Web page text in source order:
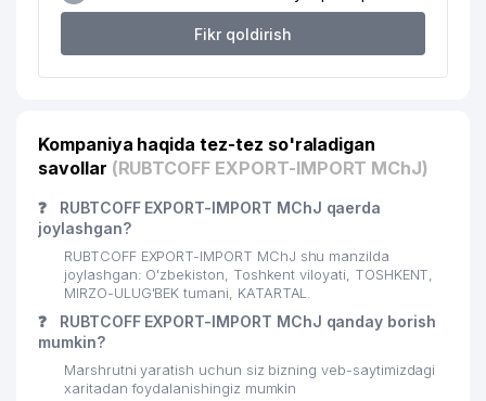
SHODIYA OILAVIY KORXONASI
Fikr qoldirish
Kompaniya haqida tez-tez so'raladigan
savollar (RUBTCOFF EXPORT-IMPORT MChJ)
❓
RUBTCOFF EXPORT-IMPORT MChJ qaerda
joylashgan?
RUBTCOFF EXPORT-IMPORT MChJ shu manzilda
joylashgan: O'zbekiston, Toshkent viloyati, TOSHKENT,
MIRZO-ULUG'BEK tumani, KATARTAL.
❓
RUBTCOFF EXPORT-IMPORT MChJ qanday borish
mumkin?
Marshrutni yaratish uchun siz bizning veb-saytimizdagi
xaritadan foydalanishingiz mumkin